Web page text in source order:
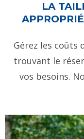
LA
Gérez les coûts
trouvant le
vos besoins.